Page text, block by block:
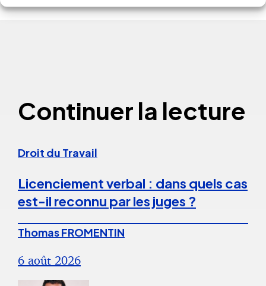
Continuer la lecture
Droit du Travail
Licenciement verbal : dans quels cas
est-il reconnu par les juges ?
Thomas FROMENTIN
6 août 2026